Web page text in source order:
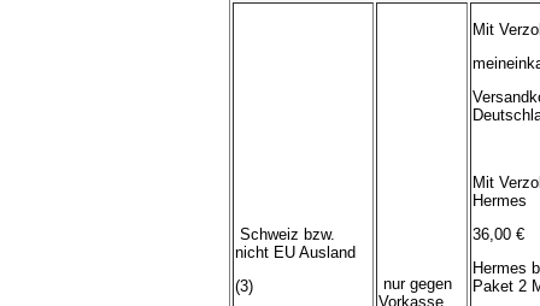
Schweiz bzw.
nicht EU Ausland
(3)
nur gegen
Vorkasse
Mit
Mit
Hermes
36,00 €
Hermes
Paket 2